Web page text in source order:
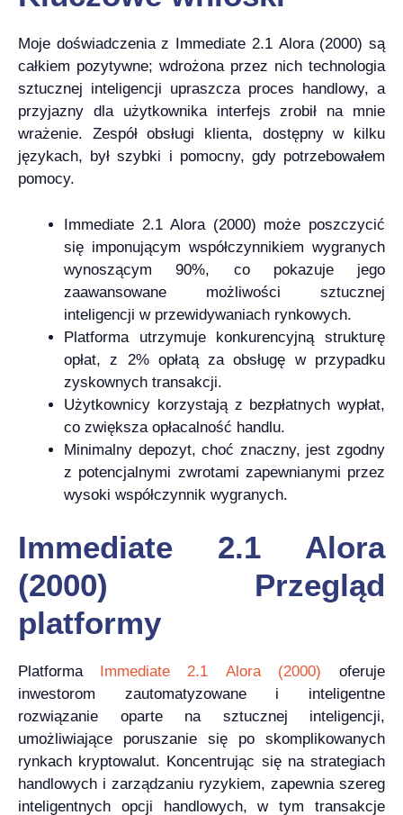
Moje doświadczenia z Immediate 2.1 Alora (2000) są
całkiem pozytywne; wdrożona przez nich technologia
sztucznej inteligencji upraszcza proces handlowy, a
przyjazny dla użytkownika interfejs zrobił na mnie
wrażenie. Zespół obsługi klienta, dostępny w kilku
językach, był szybki i pomocny, gdy potrzebowałem
pomocy.
Immediate 2.1 Alora (2000) może poszczycić
się imponującym współczynnikiem wygranych
wynoszącym 90%, co pokazuje jego
zaawansowane możliwości sztucznej
inteligencji w przewidywaniach rynkowych.
Platforma utrzymuje konkurencyjną strukturę
opłat, z 2% opłatą za obsługę w przypadku
zyskownych transakcji.
Użytkownicy korzystają z bezpłatnych wypłat,
co zwiększa opłacalność handlu.
Minimalny depozyt, choć znaczny, jest zgodny
z potencjalnymi zwrotami zapewnianymi przez
wysoki współczynnik wygranych.
Immediate 2.1 Alora
(2000) Przegląd
platformy
Platforma Immediate 2.1 Alora (2000) oferuje
inwestorom zautomatyzowane i inteligentne
rozwiązanie oparte na sztucznej inteligencji,
umożliwiające poruszanie się po skomplikowanych
rynkach kryptowalut. Koncentrując się na strategiach
handlowych i zarządzaniu ryzykiem, zapewnia szereg
inteligentnych opcji handlowych, w tym transakcje